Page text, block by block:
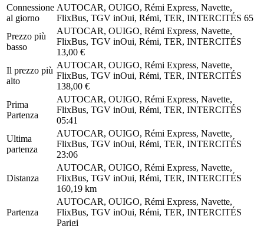
Connessione
al giorno
AUTOCAR, OUIGO, Rémi Express, Navette,
FlixBus, TGV inOui, Rémi, TER, INTERCITÉS 65
Prezzo più
basso
AUTOCAR, OUIGO, Rémi Express, Navette,
FlixBus, TGV inOui, Rémi, TER, INTERCITÉS
13,00 €
Il prezzo più
alto
AUTOCAR, OUIGO, Rémi Express, Navette,
FlixBus, TGV inOui, Rémi, TER, INTERCITÉS
138,00 €
Prima
Partenza
AUTOCAR, OUIGO, Rémi Express, Navette,
FlixBus, TGV inOui, Rémi, TER, INTERCITÉS
05:41
Ultima
partenza
AUTOCAR, OUIGO, Rémi Express, Navette,
FlixBus, TGV inOui, Rémi, TER, INTERCITÉS
23:06
Distanza
AUTOCAR, OUIGO, Rémi Express, Navette,
FlixBus, TGV inOui, Rémi, TER, INTERCITÉS
160,19 km
Partenza
AUTOCAR, OUIGO, Rémi Express, Navette,
FlixBus, TGV inOui, Rémi, TER, INTERCITÉS
Parigi